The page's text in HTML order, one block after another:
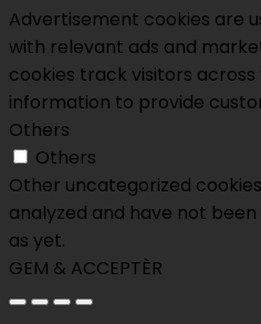
Advertisement cookies are
with relevant ads and
cookies track visitors
information to provide
Others
Others
Other uncategorized
analyzed and have not
as yet.
GEM & ACCEPTÈR